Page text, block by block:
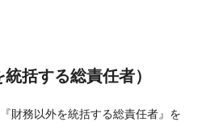
括する総責任者）
財務以外を統括する総責任者』を